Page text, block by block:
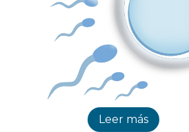
Leer más